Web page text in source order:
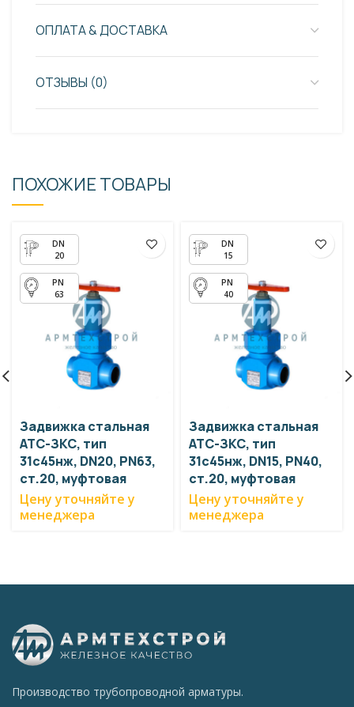
ОПЛАТА & ДОСТАВКА
ОТЗЫВЫ (0)
ПОХОЖИЕ ТОВАРЫ
20
63
Задвижка стальная
АТС-ЗКС, тип
31с45нж, DN20, PN63,
ст.20, муфтовая
Цену уточняйте у
менеджера
15
40
Задвижка стальная
АТС-ЗКС, тип
31с45нж, DN15, PN40,
ст.20, муфтовая
Цену уточняйте у
менеджера
Производство трубопроводной арматуры.